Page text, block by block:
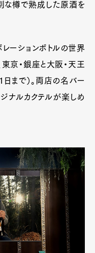
な樽で熟成した原酒を
レーションボトルの世界
京・銀座と大阪・天王
まで）。両店の名バー
ナルカクテルが楽しめ